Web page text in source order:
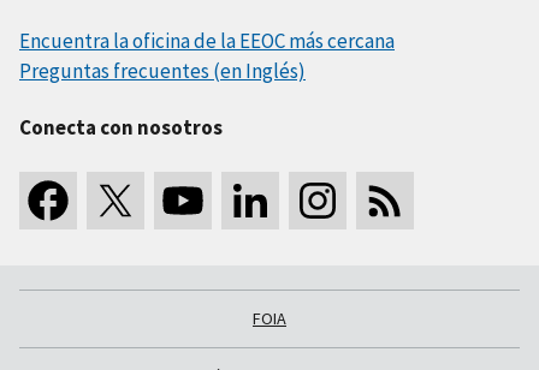
Encuentra la oficina de la EEOC más cercana
Preguntas frecuentes (en Inglés)
Conecta con nosotros
FOIA